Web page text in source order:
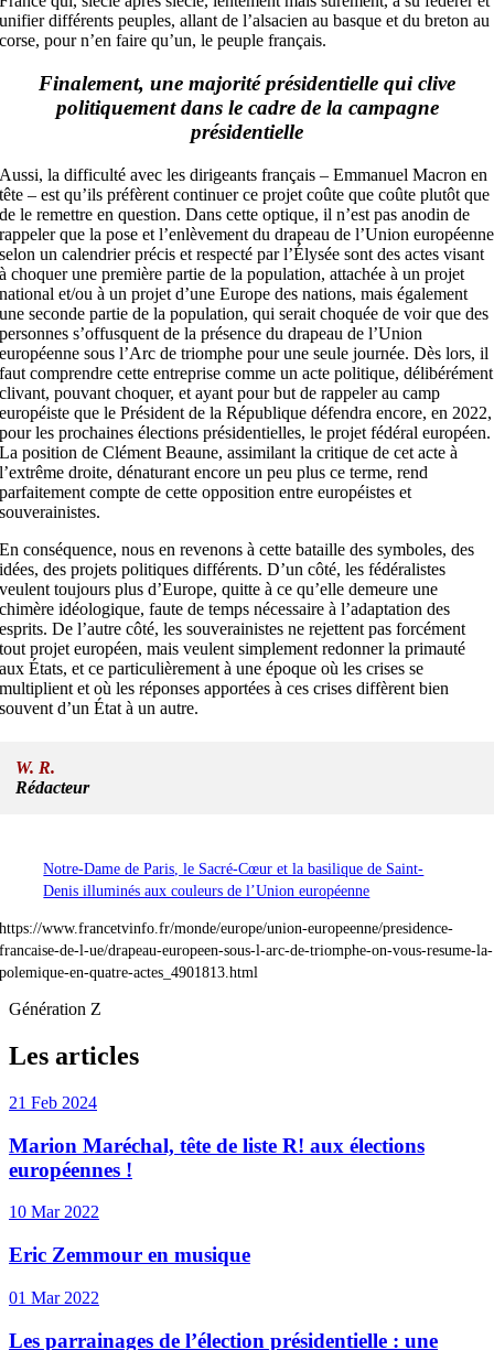
unifier différents peuples, allant de l’alsacien au basque et du breton au
corse, pour n’en faire qu’un, le peuple français.
Finalement, une majorité présidentielle qui clive
politiquement dans le cadre de la campagne
présidentielle
Aussi, la difficulté avec les dirigeants français – Emmanuel Macron en
tête – est qu’ils préfèrent continuer ce projet coûte que coûte plutôt que
de le remettre en question. Dans cette optique, il n’est pas anodin de
rappeler que la pose et l’enlèvement du drapeau de l’Union européenne
selon un calendrier précis et respecté par l’Élysée sont des actes visant
à choquer une première partie de la population, attachée à un projet
national et/ou à un projet d’une Europe des nations, mais également
une seconde partie de la population, qui serait choquée de voir que des
personnes s’offusquent de la présence du drapeau de l’Union
européenne sous l’Arc de triomphe pour une seule journée. Dès lors, il
faut comprendre cette entreprise comme un acte politique, délibérément
clivant, pouvant choquer, et ayant pour but de rappeler au camp
européiste que le Président de la République défendra encore, en 2022,
pour les prochaines élections présidentielles, le projet fédéral européen.
La position de Clément Beaune, assimilant la critique de cet acte à
l’extrême droite, dénaturant encore un peu plus ce terme, rend
parfaitement compte de cette opposition entre européistes et
souverainistes.
En conséquence, nous en revenons à cette bataille des symboles, des
idées, des projets politiques différents. D’un côté, les fédéralistes
veulent toujours plus d’Europe, quitte à ce qu’elle demeure une
chimère idéologique, faute de temps nécessaire à l’adaptation des
esprits. De l’autre côté, les souverainistes ne rejettent pas forcément
tout projet européen, mais veulent simplement redonner la primauté
aux États, et ce particulièrement à une époque où les crises se
multiplient et où les réponses apportées à ces crises diffèrent bien
souvent d’un État à un autre.
W. R.
Rédacteur
Notre-Dame de Paris, le Sacré-Cœur et la basilique de Saint-
Denis illuminés aux couleurs de l’Union européenne
https://www.francetvinfo.fr/monde/europe/union-europeenne/presidence-
francaise-de-l-ue/drapeau-europeen-sous-l-arc-de-triomphe-on-vous-resume-la-
polemique-en-quatre-actes_4901813.html
Génération Z
Les articles
21 Feb 2024
Marion Maréchal, tête de liste R! aux élections
européennes !
10 Mar 2022
Eric Zemmour en musique
01 Mar 2022
Les parrainages de l’élection présidentielle : une